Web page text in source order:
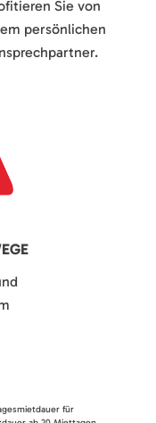
Sie von
persönlichen
für